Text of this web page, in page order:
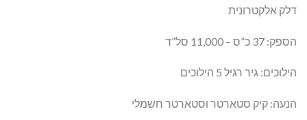
דלק אלקטרונית
הספק: 37 כ”ס – 11,000 סל”ד
הילוכים: גיר רגיל 5 הילוכים
הנעה: קיק סטארטר וסטארטר חשמלי